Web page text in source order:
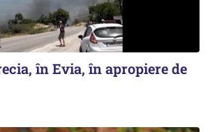
în Evia, în apropiere de